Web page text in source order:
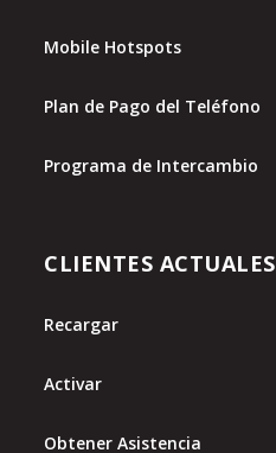
Mobile Hotspots
Plan de Pago del Teléfono
Programa de Intercambio
CLIENTES ACTUALES
Recargar
Activar
Obtener Asistencia